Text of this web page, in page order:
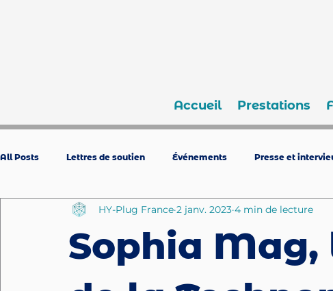
Accueil Prestations
All Posts Lettres de soutien Événements Presse et
Sophia Mag,
HY-Plug France 2 janv. 2023 4 min de lecture